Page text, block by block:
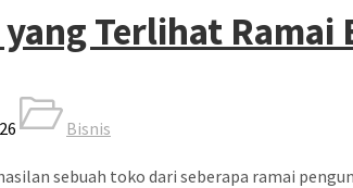
yang Terlihat
Bisnis
sebuah toko dari seberapa ramai